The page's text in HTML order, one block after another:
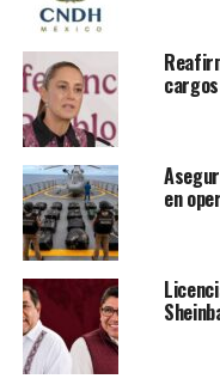
acciones
gobierno
hechos.
— Ángel Aguirre Rivero
2019
Fuentes extraoficiales
Público se le hicieron
Rivero, quien señaló
desaparición de los
ha sido liberado.
en